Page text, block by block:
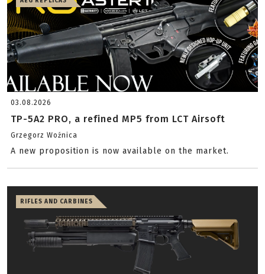
03.08.2026
TP-5A2 PRO, a refined MP5 from LCT Airsoft
Grzegorz Woźnica
A new proposition is now available on the market.
RIFLES AND CARBINES